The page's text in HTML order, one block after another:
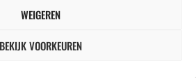
WEIGEREN
BEKIJK VOORKEUREN